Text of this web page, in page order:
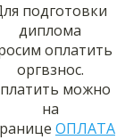
подготовки
диплома
оплатить
оргвзнос.
можно
на
ОПЛАТА